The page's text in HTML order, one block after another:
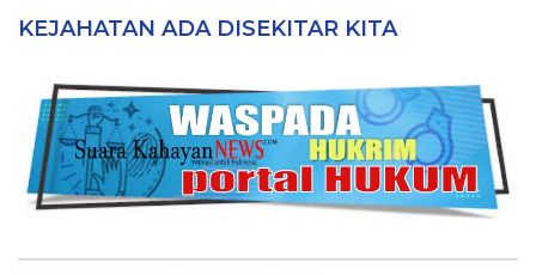
KEJAHATAN ADA DISEKITAR KITA